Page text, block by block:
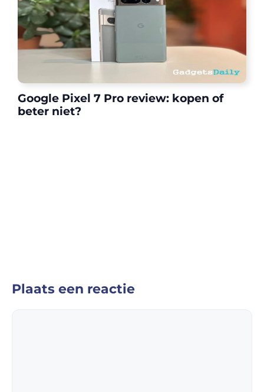
Google Pixel 7 Pro review: kopen of
beter niet?
Plaats een reactie